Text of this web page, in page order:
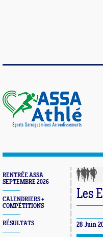
RENTRÉE ASSA
SEPTEMBRE 2026
CALENDRIERS +
COMPÉTITIONS
RÉSULTATS
Les
28 Juin